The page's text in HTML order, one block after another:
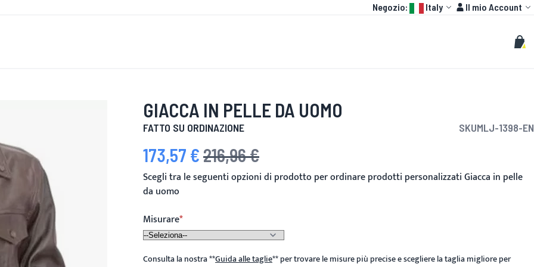
Language:
Negozio: Italy Account
Il mio Account
Cerca
Cerca
GIACCA IN PELLE DA UOMO
FATTO SU ORDINAZIONE SKUMLJ-1398-EN
Prezzo speciale
173,57 € Prezzo predefinito
216,96 €
Scegli tra le seguenti opzioni di prodotto per ordinare prodotti personalizzati Giacca in pelle
da uomo
Misurare
Consulta la nostra**Guida alle taglie**per trovare le misure più precise e scegliere la taglia migliore per